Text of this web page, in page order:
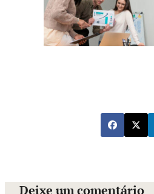
Deixe um comentário